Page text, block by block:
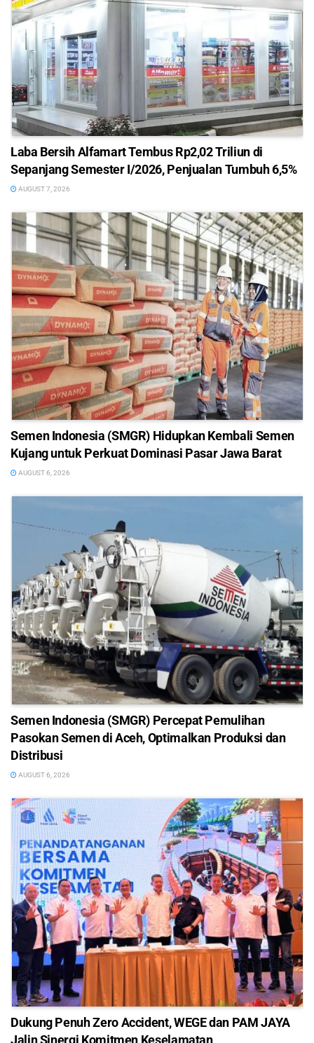
Laba Bersih Alfamart Tembus Rp2,02 Triliun di
Sepanjang Semester I/2026, Penjualan Tumbuh 6,5%
AUGUST 7, 2026
Semen Indonesia (SMGR) Hidupkan Kembali Semen
Kujang untuk Perkuat Dominasi Pasar Jawa Barat
AUGUST 6, 2026
Semen Indonesia (SMGR) Percepat Pemulihan
Pasokan Semen di Aceh, Optimalkan Produksi dan
Distribusi
AUGUST 6, 2026
Dukung Penuh Zero Accident, WEGE dan PAM JAYA
Jalin Sinergi Komitmen Keselamatan